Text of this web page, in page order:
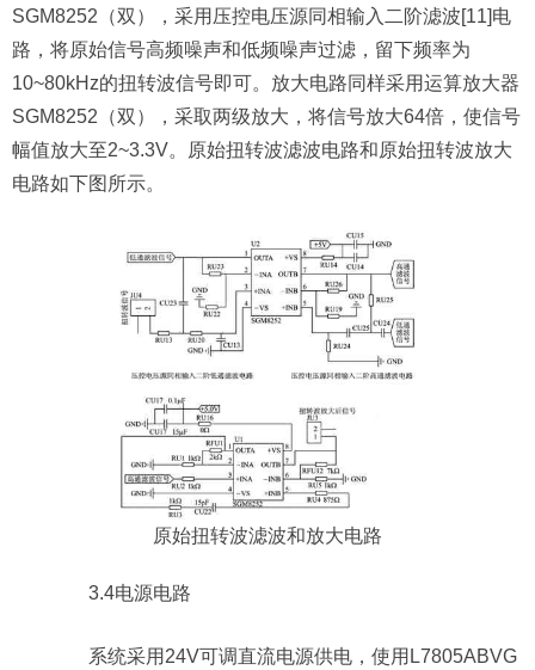
SGM8252（双），采用压控电压源同相输入二阶滤波[11]电
路，将原始信号高频噪声和低频噪声过滤，留下频率为
10~80kHz的扭转波信号即可。放大电路同样采用运算放大器
SGM8252（双），采取两级放大，将信号放大64倍，使信号
幅值放大至2~3.3V。原始扭转波滤波电路和原始扭转波放大
电路如下图所示。
原始扭转波滤波和放大电路
3.4电源电路
系统采用24V可调直流电源供电，使用L7805ABVG